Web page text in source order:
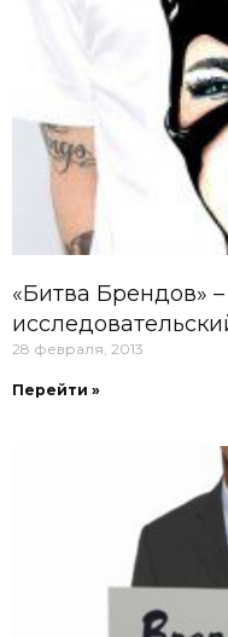
«Битва Брендов»
28 февраля, 2013
Перейти »